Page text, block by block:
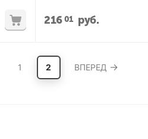
21601 руб.
1 2 ВПЕРЕД